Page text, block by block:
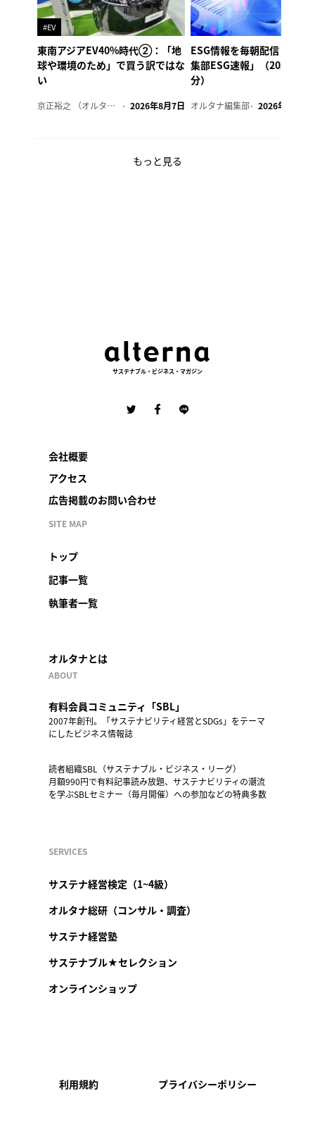
#EV
東南アジアEV40%時代②：「地
球や環境のため」で買う訳ではな
い
京正裕之 （オルタナ副編集長） 2026年8月7日
ESG情報を毎朝配信「オル
集部ESG速報」（2026年8
分）
オルタナ編集部 2026年8月7日
もっと見る
サステナブル・ビジネス・マガジン
会社概要
アクセス
広告掲載のお問い合わせ
SITE MAP
トップ
記事一覧
執筆者一覧
オルタナとは
ABOUT
有料会員コミュニティ「SBL」
2007年創刊。「サステナビリティ経営とSDGs」をテーマ
にしたビジネス情報誌
読者組織SBL（サステナブル・ビジネス・リーグ）
月額990円で有料記事読み放題、サステナビリティの潮流
を学ぶSBLセミナー（毎月開催）への参加などの特典多数
SERVICES
サステナ経営検定（1~4級）
オルタナ総研（コンサル・調査）
サステナ経営塾
サステナブル★セレクション
オンラインショップ
利用規約 プライバシーポリシー